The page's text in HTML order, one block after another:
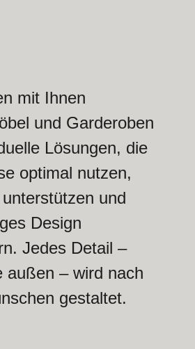
mit Ihnen
und Garderoben
Lösungen, die
optimal nutzen,
und
Design
Jedes Detail –
außen – wird nach
gestaltet.